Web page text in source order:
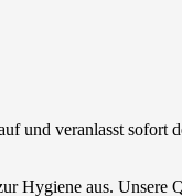
und veranlasst
Hygiene aus. Unsere